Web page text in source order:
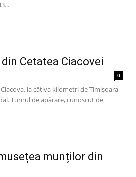
Cetatea Ciacovei
0
la câțiva kilometri de Timișoara
Turnul de apărare, cunoscut de
munților din